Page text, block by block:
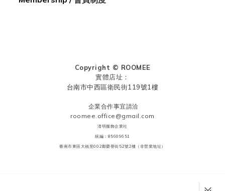
Copyright © ROOMEE
實體店址：
台南市中西區衛民街119號1樓
企業合作事宜請洽
roomee.office@gmail.com
湰明服飾企業社
統編：85609651
臺南市東區大福里002鄰榮譽街52號2樓（非營業地址）